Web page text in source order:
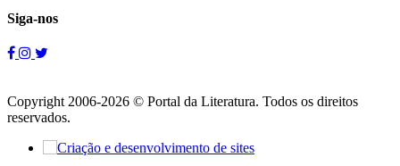
Siga-nos
Copyright 2006-2026 © Portal da Literatura. Todos os direitos
reservados.